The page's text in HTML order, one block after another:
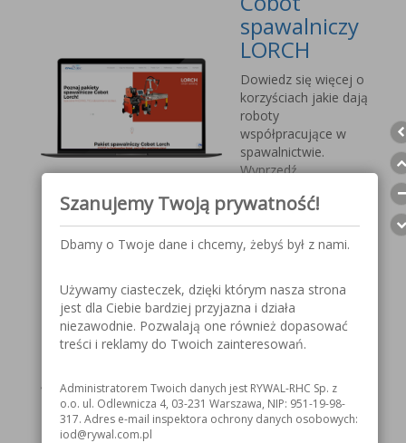
spawalniczy
LORCH
Dowiedz się więcej o
korzyściach jakie dają
roboty
współpracujące w
spawalnictwie.
Wyprzedź
nadchodzącym
wyzwaniom.
Przyłbica
spawalnicza
V1000 MOST
przyłbicy spawalniczej
V1000 MOST
Szanujemy Twoją prywatność!
Dbamy o Twoje dane i chcemy, żebyś był z nami.
Używamy ciasteczek, dzięki którym nasza strona
jest dla Ciebie bardziej przyjazna i działa
niezawodnie. Pozwalają one również dopasować
treści i reklamy do Twoich zainteresowań.
Administratorem Twoich danych jest RYWAL-RHC Sp. z
o.o. ul. Odlewnicza 4, 03-231 Warszawa, NIP: 951-19-98-
317. Adres e-mail inspektora ochrony danych osobowych:
iod@rywal.com.pl